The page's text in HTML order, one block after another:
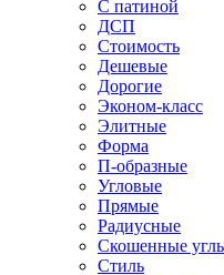
С патиной
ДСП
Стоимость
Дешевые
Дорогие
Эконом-класс
Элитные
Форма
П-образные
Угловые
Прямые
Радиусные
Скошенные
Стиль